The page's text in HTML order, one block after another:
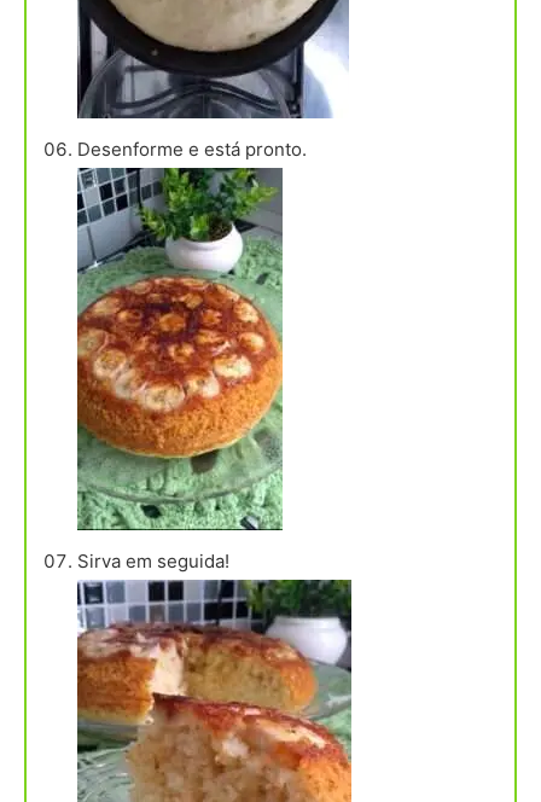
Desenforme e está pronto.
Sirva em seguida!